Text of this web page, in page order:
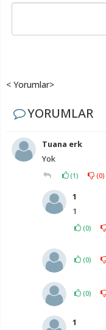
< Yorumlar>
YORUMLAR
Tuana erk
Yok
(1) (0)
1
1
(0)
(0)
(0)
1